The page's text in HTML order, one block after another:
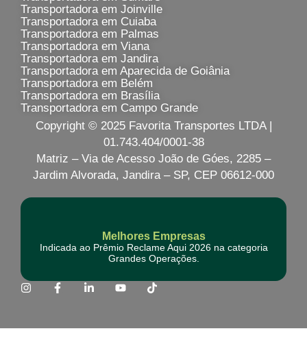
Transportadora em Joinville
Transportadora em Cuiaba
Transportadora em Palmas
Transportadora em Viana
Transportadora em Jandira
Transportadora em Aparecida de Goiânia
Transportadora em Belém
Transportadora em Brasília
Transportadora em Campo Grande
Copyright © 2025 Favorita Transportes LTDA |
01.743.404/0001-38
Matriz – Via de Acesso João de Góes, 2285 –
Jardim Alvorada, Jandira – SP, CEP 06612-000
Melhores Empresas
Indicada ao Prêmio Reclame Aqui 2026 na categoria
Grandes Operações.